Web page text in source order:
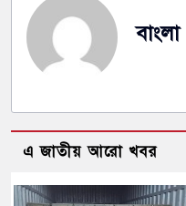
এ জাতীয় আরো খবর